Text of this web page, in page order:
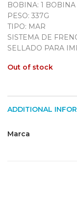
BOBINA: 1 BOBINA
PESO: 337G
TIPO: MAR
SISTEMA DE
SELLADO PARA
Out of stock
ADDITIONAL
Marca